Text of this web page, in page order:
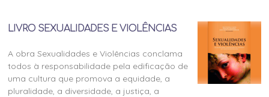
LIVRO SEXUALIDADES E VIOLÊNCIAS
A obra Sexualidades e Violências conclama
todos à responsabilidade pela edificação de
uma cultura que promova a equidade, a
pluralidade, a diversidade, a justiça, a